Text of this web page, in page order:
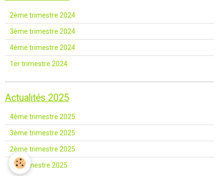
2ème trimestre 2024
3ème trimestre 2024
4ème trimestre 2024
1er trimestre 2024
Actualités 2025
4ème trimestre 2025
3ème trimestre 2025
2ème trimestre 2025
1er trimestre 2025